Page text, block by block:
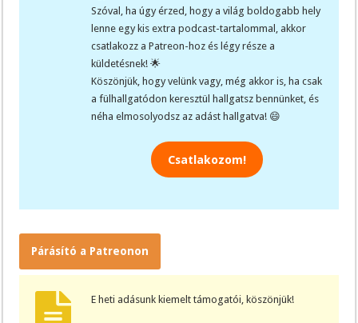
Szóval, ha úgy érzed, hogy a világ boldogabb hely
lenne egy kis extra podcast-tartalommal, akkor
csatlakozz a Patreon-hoz és légy része a
küldetésnek! 🌟
Köszönjük, hogy velünk vagy, még akkor is, ha csak
a fülhallgatódon keresztül hallgatsz bennünket, és
néha elmosolyodsz az adást hallgatva! 😄
Csatlakozom!
Párásító a Patreonon
E heti adásunk kiemelt támogatói, köszönjük!